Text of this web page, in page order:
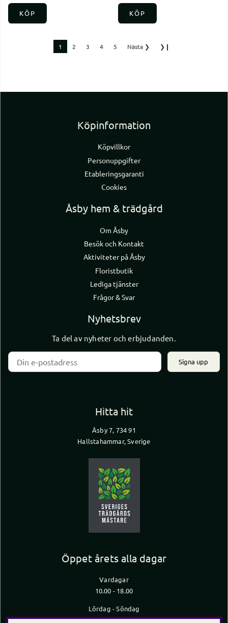
KÖP KÖP
1 2 3 4 5 Nästa ❯ ❯❙
Köpinformation
Köpvillkor
Personuppgifter
Etableringsgaranti
Cookies
Åsby hem & trädgård
Om Åsby
Besök och Kontakt
Aktiviteter på Åsby
Floristbutik
Lediga tjänster
Frågor & Svar
Nyhetsbrev
Ta del av nyheter och erbjudanden.
Signa upp
Hitta hit
Åsby 7, 734 91
Hallstahammar, Sverige
Öppet årets alla dagar
Vardagar
10.00 - 18.00
Lördag - Söndag
10.00 - 16.00